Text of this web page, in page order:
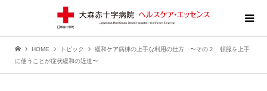
HOME トピック
緩和ケア病棟の上手な利用の仕方 〜その２ 頓服を上手
に使うことが症状緩和の近道〜